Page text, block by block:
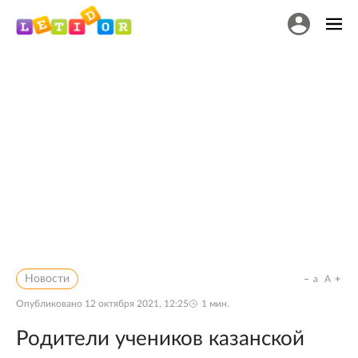
Новости
Опубликовано 12 октября 2021, 12:25 1 мин.
a A
Родители учеников казанской